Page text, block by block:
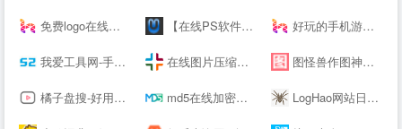
免费logo在线制作-字体logo-logo设计-U钙网 【在线PS软件】在线PS图片（照片）处理工具_在线制作编辑图片ps精简版 好玩的手机游戏下载-免费安卓软件下载 - 阳光下载站
我爱工具网-手游排行榜2021前十名推荐平台|热门手机软件app应用下载 在线图片压缩工具(jpg、jpeg、png、gif、webp、tiff)无损压缩90%-压缩图 图怪兽作图神器-在线图片编辑器-PS图片制作-搞定平面设计不求人
橘子盘搜-好用的影视资源搜索引擎 md5在线加密解密 LogHao网站日志在线分析工具_拉格好百度蜘蛛(baiduspider)在线分析-www.LogHao.cn站长工具